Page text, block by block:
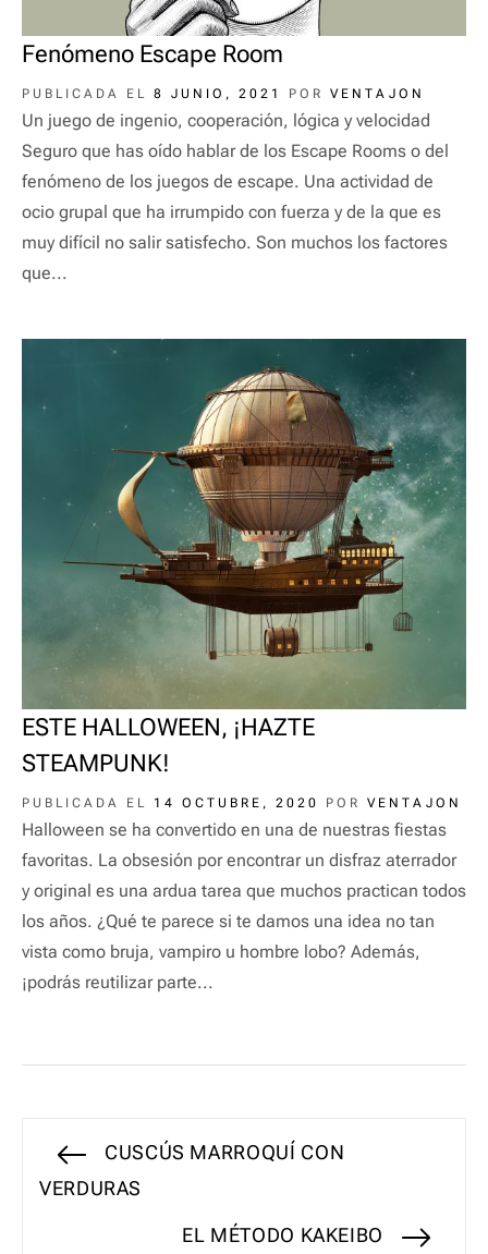
Fenómeno Escape Room
PUBLICADA EL 8 JUNIO, 2021 POR VENTAJON
Un juego de ingenio, cooperación, lógica y velocidad
Seguro que has oído hablar de los Escape Rooms o del
fenómeno de los juegos de escape. Una actividad de
ocio grupal que ha irrumpido con fuerza y de la que es
muy difícil no salir satisfecho. Son muchos los factores
que...
ESTE HALLOWEEN, ¡HAZTE
STEAMPUNK!
PUBLICADA EL 14 OCTUBRE, 2020 POR VENTAJON
Halloween se ha convertido en una de nuestras fiestas
favoritas. La obsesión por encontrar un disfraz aterrador
y original es una ardua tarea que muchos practican todos
los años. ¿Qué te parece si te damos una idea no tan
vista como bruja, vampiro u hombre lobo? Además,
¡podrás reutilizar parte...
Navegación
de
Entrada
anterior:
CUSCÚS MARROQUÍ CON
VERDURAS
Entrada
EL MÉTODO KAKEIBO